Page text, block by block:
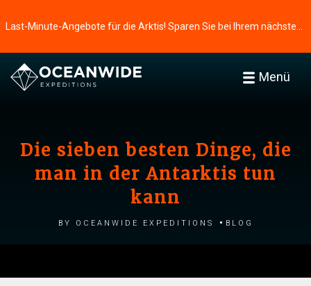
Menü
Die sieben besten Dinge, die
man in der Antarktis tun
kann
by Oceanwide Expeditions Blog